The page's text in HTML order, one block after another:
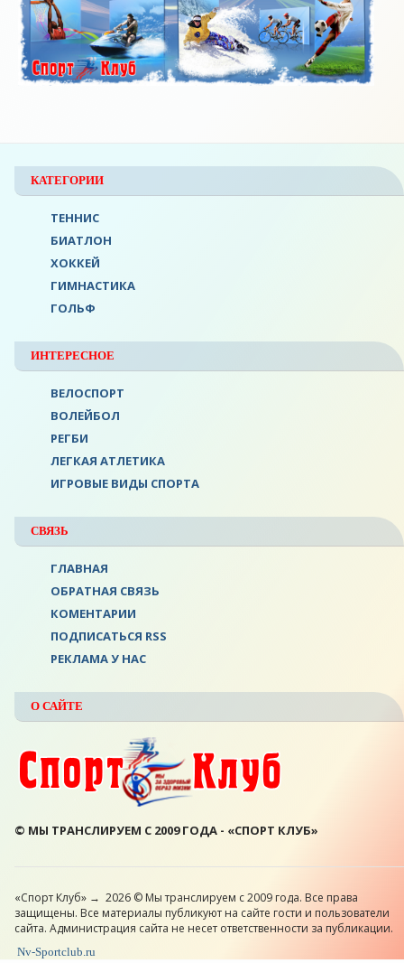
КАТЕГОРИИ
ТЕННИС
БИАТЛОН
ХОККЕЙ
ГИМНАСТИКА
ГОЛЬФ
ИНТЕРЕСНОЕ
ВЕЛОСПОРТ
ВОЛЕЙБОЛ
РЕГБИ
ЛЕГКАЯ АТЛЕТИКА
ИГРОВЫЕ ВИДЫ СПОРТА
СВЯЗЬ
ГЛАВНАЯ
ОБРАТНАЯ СВЯЗЬ
КОМЕНТАРИИ
ПОДПИСАТЬСЯ RSS
РЕКЛАМА У НАС
О САЙТЕ
© МЫ ТРАНСЛИРУЕМ С 2009 ГОДА - «СПОРТ КЛУБ»
«Спорт Клуб» → 2026 © Мы транслируем с 2009 года. Все права
защищены. Все материалы публикуют на сайте гости и пользователи
сайта. Администрация сайта не несет ответственности за публикации.
Nv-Sportclub.ru